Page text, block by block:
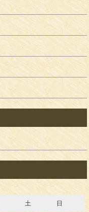
土 日